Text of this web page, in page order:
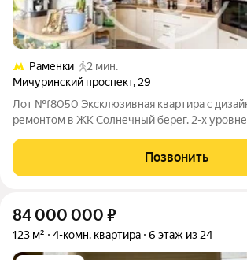
Раменки
2 мин.
Мичуринский проспект, 29
Лот №f8050 Эксклюзивная квартира с
ремонтом в ЖК Солнечный берег. 2-х
кухней с действующим камином, водопадом
А так же кабинет и комната без
Позвонить
84 000 000 ₽
123 м² 4-комн. квартира 6 этаж из 24